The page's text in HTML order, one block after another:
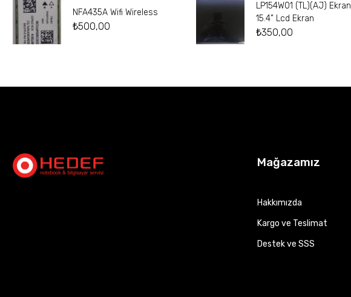
NFA435A Wifi Wireless
₺500,00
LP154W01 (TL)(AJ) Ekran
15.4” Lcd Ekran
₺350,00
Mağazamız
Hakkımızda
Kargo ve Teslimat
Destek ve SSS